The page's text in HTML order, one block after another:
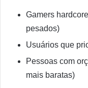
Gamers
pesados)
Usuários que
Pessoas com
mais baratas)